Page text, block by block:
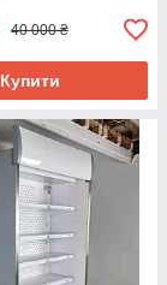
40 000 ₴
Купити